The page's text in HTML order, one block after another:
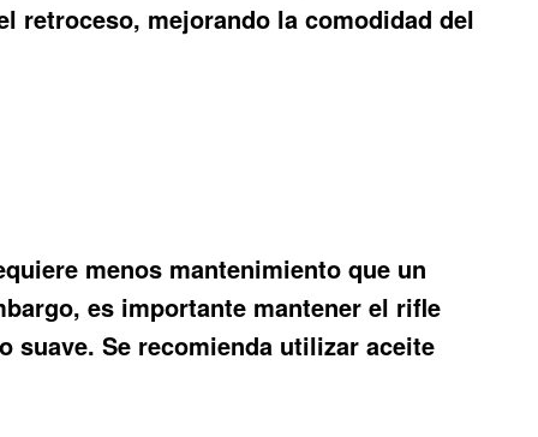
retroceso, mejorando la comodidad del
menos mantenimiento que un
es importante mantener el rifle
Se recomienda utilizar aceite